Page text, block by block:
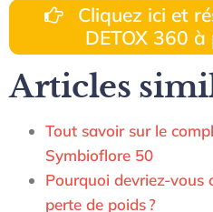
Cliquez ici et
DETOX 360
Articles
Tout savoir sur le
Symbioflore 50
Pourquoi devriez-vous
perte de poids ?